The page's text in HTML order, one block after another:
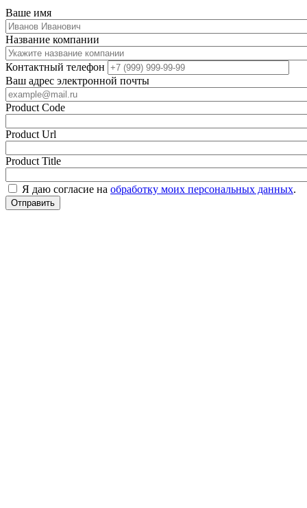
Ваше имя
Название компании
Контактный телефон
Ваш адрес электронной почты
Product Code
Product Url
Product Title
Я даю согласие на обработку моих персональных данных.
Отправить